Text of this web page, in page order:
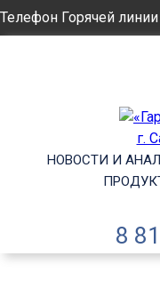
Телефон Горячей
НОВОСТИ И
8